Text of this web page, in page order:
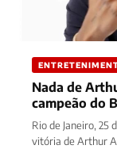
Nada de
campeão do
Rio de Janeiro, 25
vitória de Arthur